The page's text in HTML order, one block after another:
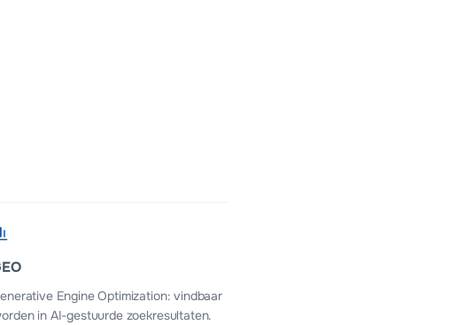
Engine Optimization: vindbaar
in AI-gestuurde zoekresultaten.